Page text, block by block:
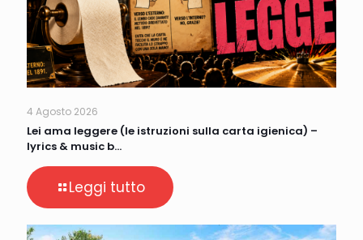
4 Agosto 2026
Lei ama leggere (le istruzioni sulla carta igienica) –
lyrics & music b…
Leggi tutto